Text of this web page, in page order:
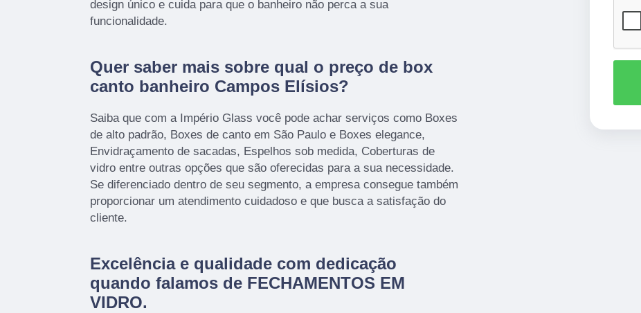
design único e cuida para que o banheiro não perca a sua
funcionalidade.
Quer saber mais sobre qual o preço de box
canto banheiro Campos Elísios?
Saiba que com a Império Glass você pode achar serviços como Boxes
de alto padrão, Boxes de canto em São Paulo e Boxes elegance,
Envidraçamento de sacadas, Espelhos sob medida, Coberturas de
vidro entre outras opções que são oferecidas para a sua necessidade.
Se diferenciado dentro de seu segmento, a empresa consegue também
proporcionar um atendimento cuidadoso e que busca a satisfação do
cliente.
Excelência e qualidade com dedicação
quando falamos de FECHAMENTOS EM
VIDRO.